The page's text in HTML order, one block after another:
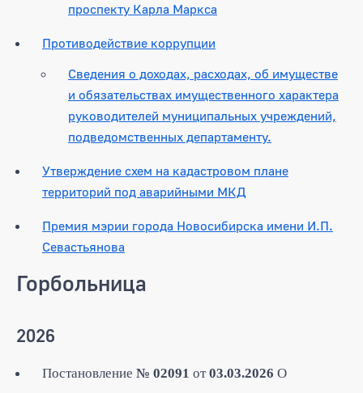
проспекту Карла Маркса
Противодействие коррупции
Сведения о доходах, расходах, об имуществе
и обязательствах имущественного характера
руководителей муниципальных учреждений,
подведомственных департаменту.
Утверждение схем на кадастровом плане
территорий под аварийными МКД
Премия мэрии города Новосибирска имени И.П.
Севастьянова
Горбольница
2026
Постановление № 02091 от03.03.2026 О